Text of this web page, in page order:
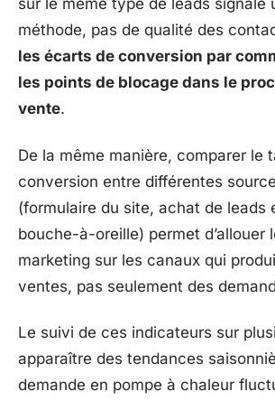
sur le même type de leads signale
méthode, pas de qualité des
les écarts de conversion par
les points de blocage dans le
vente.
De la même manière, comparer le
conversion entre différentes
(formulaire du site, achat de leads
bouche-à-oreille) permet d’allouer
marketing sur les canaux qui
ventes, pas seulement des
Le suivi de ces indicateurs sur
apparaître des tendances
demande en pompe à chaleur